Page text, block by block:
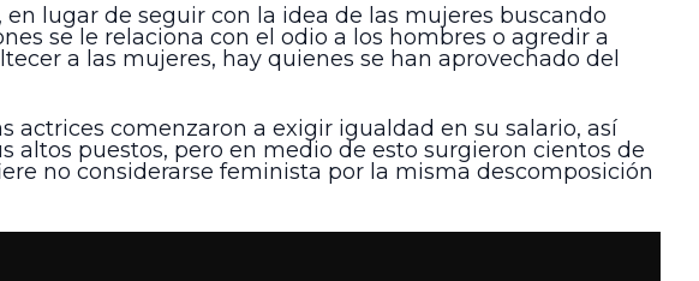
lugar de seguir con la idea de las mujeres buscando
se le relaciona con el odio a los hombres o agredir a
a las mujeres, hay quienes se han aprovechado del
comenzaron a exigir igualdad en su salario, así
altos puestos, pero en medio de esto surgieron cientos de
no considerarse feminista por la misma descomposición